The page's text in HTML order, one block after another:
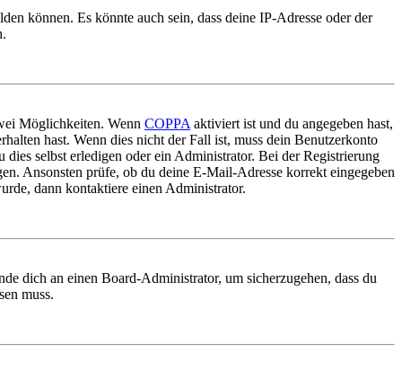
können. Es könnte auch sein, dass deine IP-Adresse oder der
Möglichkeiten. Wenn COPPA aktiviert ist und du angegeben hast,
hast. Wenn dies nicht der Fall ist, muss dein Benutzerkonto
selbst erledigen oder ein Administrator. Bei der Registrierung
Ansonsten prüfe, ob du deine E-Mail-Adresse korrekt eingegeben
dann kontaktiere einen Administrator.
dich an einen Board-Administrator, um sicherzugehen, dass du
muss.